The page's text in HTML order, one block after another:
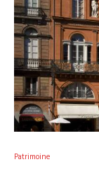
Patrimoine